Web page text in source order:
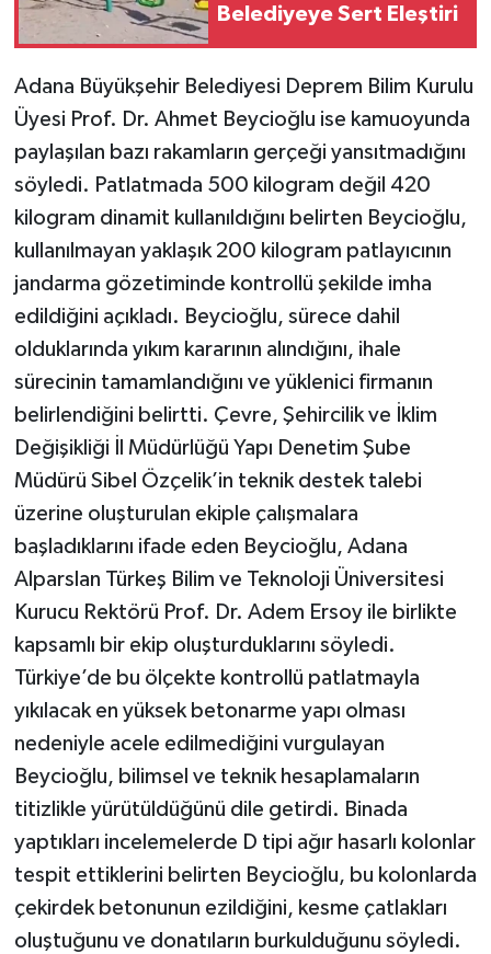
Belediyeye Sert Eleştiri
Adana Büyükşehir Belediyesi Deprem Bilim Kurulu
Üyesi Prof. Dr. Ahmet Beycioğlu ise kamuoyunda
paylaşılan bazı rakamların gerçeği yansıtmadığını
söyledi. Patlatmada 500 kilogram değil 420
kilogram dinamit kullanıldığını belirten Beycioğlu,
kullanılmayan yaklaşık 200 kilogram patlayıcının
jandarma gözetiminde kontrollü şekilde imha
edildiğini açıkladı. Beycioğlu, sürece dahil
olduklarında yıkım kararının alındığını, ihale
sürecinin tamamlandığını ve yüklenici firmanın
belirlendiğini belirtti. Çevre, Şehircilik ve İklim
Değişikliği İl Müdürlüğü Yapı Denetim Şube
Müdürü Sibel Özçelik’in teknik destek talebi
üzerine oluşturulan ekiple çalışmalara
başladıklarını ifade eden Beycioğlu, Adana
Alparslan Türkeş Bilim ve Teknoloji Üniversitesi
Kurucu Rektörü Prof. Dr. Adem Ersoy ile birlikte
kapsamlı bir ekip oluşturduklarını söyledi.
Türkiye’de bu ölçekte kontrollü patlatmayla
yıkılacak en yüksek betonarme yapı olması
nedeniyle acele edilmediğini vurgulayan
Beycioğlu, bilimsel ve teknik hesaplamaların
titizlikle yürütüldüğünü dile getirdi. Binada
yaptıkları incelemelerde D tipi ağır hasarlı kolonlar
tespit ettiklerini belirten Beycioğlu, bu kolonlarda
çekirdek betonunun ezildiğini, kesme çatlakları
oluştuğunu ve donatıların burkulduğunu söyledi.